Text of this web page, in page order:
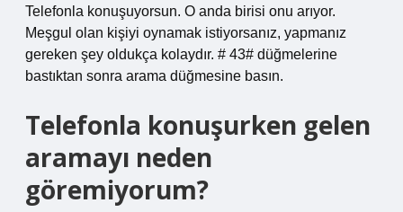
Telefonla konuşuyorsun. O anda birisi onu arıyor.
Meşgul olan kişiyi oynamak istiyorsanız, yapmanız
gereken şey oldukça kolaydır. # 43# düğmelerine
bastıktan sonra arama düğmesine basın.
Telefonla konuşurken gelen
aramayı neden
göremiyorum?